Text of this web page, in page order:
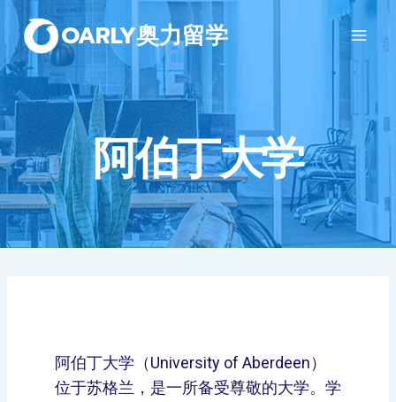
OARLY奥力留学
阿伯丁大学
阿伯丁大学（University of Aberdeen）
位于苏格兰，是一所备受尊敬的大学。学